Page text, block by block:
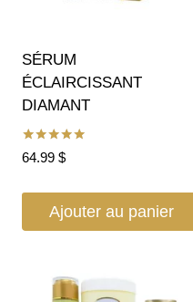
SÉRUM
ÉCLAIRCISSANT
DIAMANT
Note
5.00
64.99 $
Ajouter au panier